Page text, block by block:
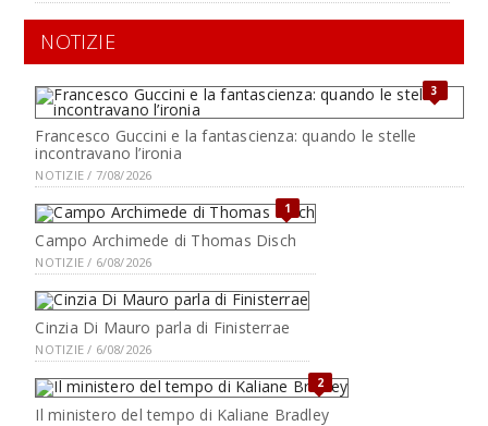
NOTIZIE
3
Francesco Guccini e la fantascienza: quando le stelle
incontravano l’ironia
NOTIZIE / 7/08/2026
1
Campo Archimede di Thomas Disch
NOTIZIE / 6/08/2026
Cinzia Di Mauro parla di Finisterrae
NOTIZIE / 6/08/2026
2
Il ministero del tempo di Kaliane Bradley